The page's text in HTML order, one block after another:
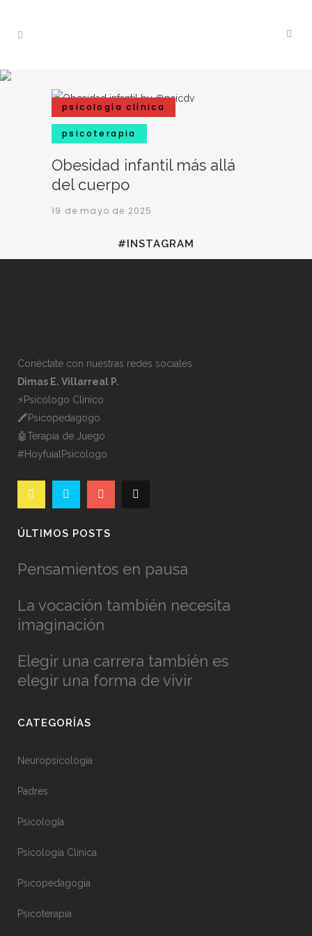
psicología clínica
psicoterapia
Obesidad infantil más allá
del cuerpo
19 de mayo de 2025
#INSTAGRAM
Conéctate con nuestras redes sociales
Dimas E. Villarreal P.
⚡️Psicólogo Clínico
🖍Psicopedagogo
🤖Terapia de Juego
#HoyfuialPsicologo
ÚLTIMOS POSTS
Pensamientos en pausa
La vocación también necesita
imaginación
Elegir una carrera también es
elegir una forma de vivir
CATEGORÍAS
Neuropsicología
Padres
Psicología
Psicología Clínica
Psicopedagogía
Psicoterapia